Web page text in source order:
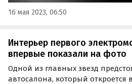
16 мая 2023, 06:50
Интерьер первого
впервые показали на фото
Одной из главных звезд
автосалона, который откроется